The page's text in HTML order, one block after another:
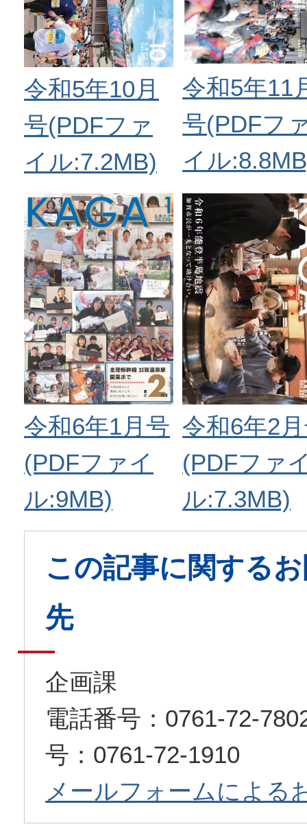
令和5年10月
号(PDFファ
イル:7.2MB)
令和5年11
号(PDFフ
イル
令和6年1月号
(PDFファイ
ル:9MB)
令和6年2
(PDFファ
ル:7.3MB)
この記事に関する
先
企画課
電話番号：0761-72-
号：0761-72-1910
メールフォームによる